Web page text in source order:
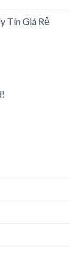
Tín Giá Rẻ